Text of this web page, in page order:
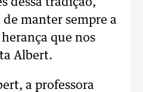
dessa tradição,
manter sempre a
que nos
Albert.
a professora